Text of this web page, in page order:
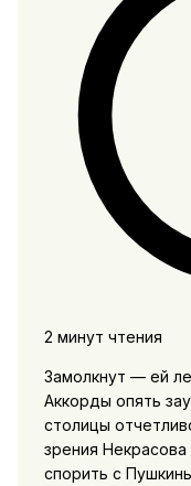
2 минут чтения
Замолкнут — ей
Аккорды опять
столицы
зрения Некрасова
спорить с